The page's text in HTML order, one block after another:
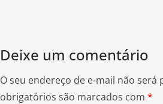
Deixe um comentário
O seu endereço de e-mail não será
obrigatórios são marcados com *